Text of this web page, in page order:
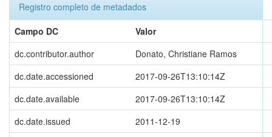
Registro completo de metadados
Campo DC
Valor
dc.contributor.author
Donato, Christiane Ramos
dc.date.accessioned
2017-09-26T13:10:14Z
dc.date.available
2017-09-26T13:10:14Z
dc.date.issued
2011-12-19